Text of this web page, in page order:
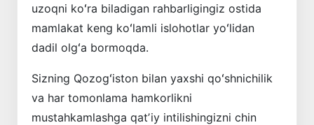
uzoqni koʻra biladigan rahbarligingiz ostida
mamlakat keng koʻlamli islohotlar yoʻlidan
dadil olgʻa bormoqda.
Sizning Qozogʻiston bilan yaxshi qoʻshnichilik
va har tomonlama hamkorlikni
mustahkamlashga qatʼiy intilishingizni chin